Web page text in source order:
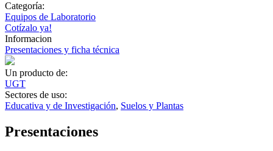
Categoría:
Equipos de Laboratorio
Cotízalo ya!
Informacion
Presentaciones y ficha técnica
Un producto de:
UGT
Sectores de uso:
Educativa y de Investigación, Suelos y Plantas
Presentaciones